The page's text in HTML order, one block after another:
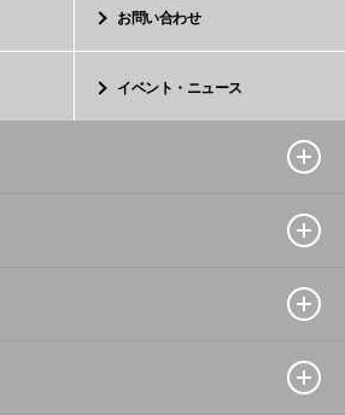
お問い合わせ
イベント・ニュース